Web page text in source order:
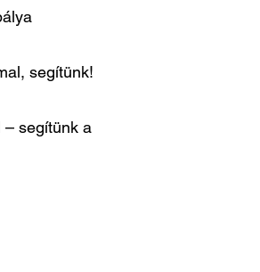
segítünk!
– segítünk a